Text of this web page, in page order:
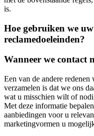
is.
Hoe gebruiken we
reclamedoeleinden?
Wanneer we contact
Een van de andere
verzamelen is dat we ons
wat u misschien wilt of
Met deze informatie
aanbiedingen voor u
marketingvormen u